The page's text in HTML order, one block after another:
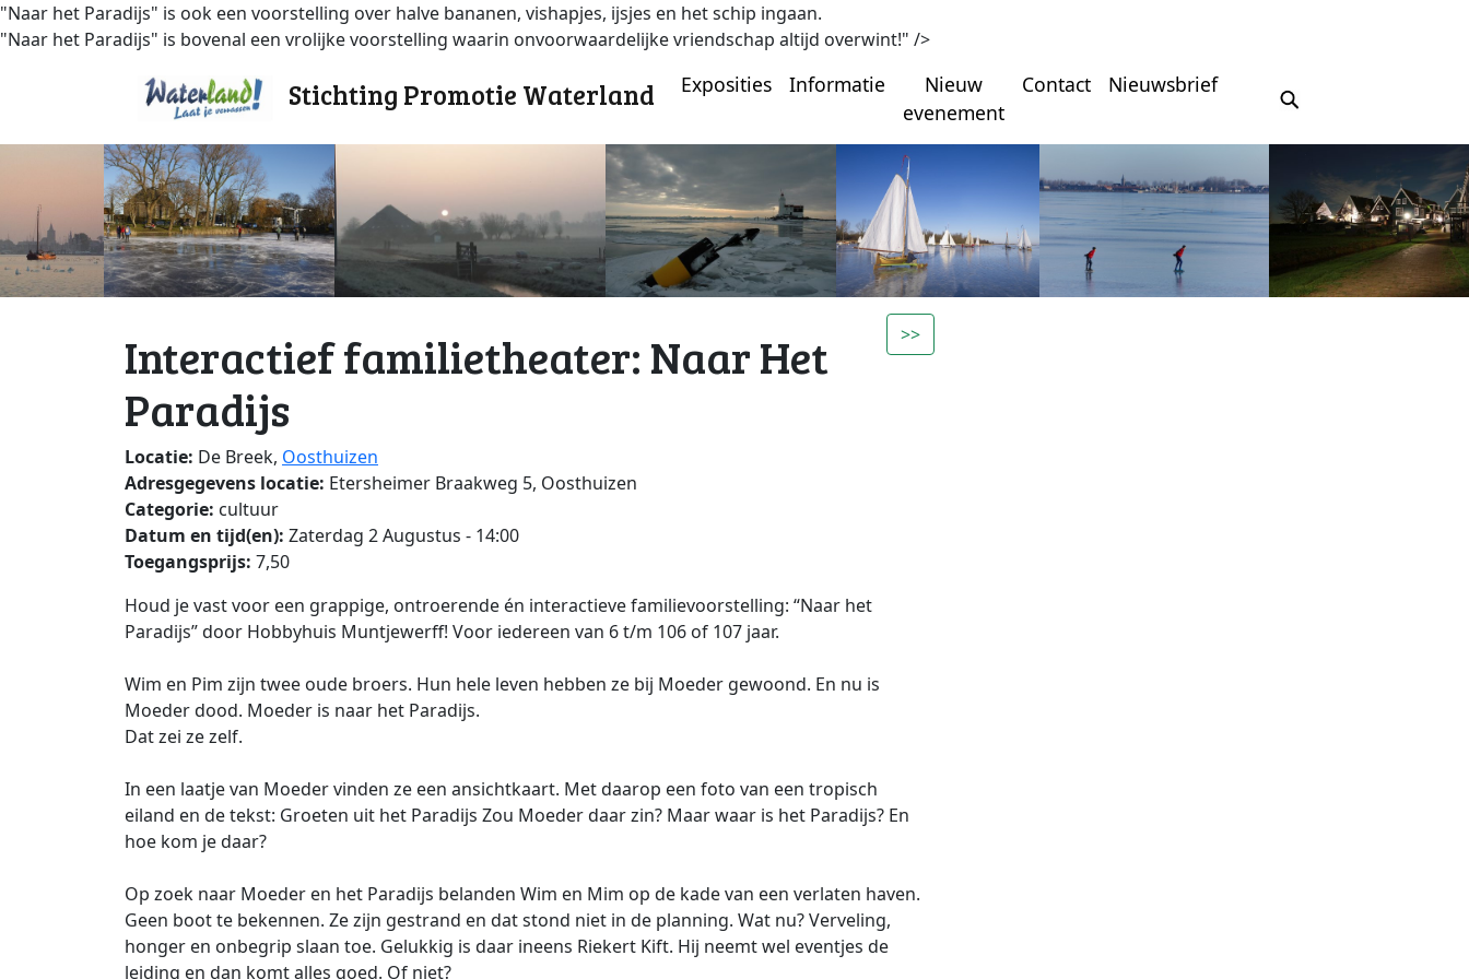
"Naar het Paradijs" is ook een voorstelling over halve bananen, vishapjes, ijsjes en het schip ingaan.
"Naar het Paradijs" is bovenal een vrolijke voorstelling waarin onvoorwaardelijke vriendschap altijd overwint!" />
Stichting Promotie Waterland Exposities Informatie
Nieuw
evenement
Contact Nieuwsbrief
Interactief familietheater: Naar Het
Paradijs
>>
Locatie: De Breek, Oosthuizen
Adresgegevens locatie: Etersheimer Braakweg 5, Oosthuizen
Categorie: cultuur
Datum en tijd(en): Zaterdag 2 Augustus - 14:00
Toegangsprijs: 7,50
Houd je vast voor een grappige, ontroerende én interactieve familievoorstelling: “Naar het
Paradijs” door Hobbyhuis Muntjewerff! Voor iedereen van 6 t/m 106 of 107 jaar.
Wim en Pim zijn twee oude broers. Hun hele leven hebben ze bij Moeder gewoond. En nu is
Moeder dood. Moeder is naar het Paradijs.
Dat zei ze zelf.
In een laatje van Moeder vinden ze een ansichtkaart. Met daarop een foto van een tropisch
eiland en de tekst: Groeten uit het Paradijs Zou Moeder daar zin? Maar waar is het Paradijs? En
hoe kom je daar?
Op zoek naar Moeder en het Paradijs belanden Wim en Mim op de kade van een verlaten haven.
Geen boot te bekennen. Ze zijn gestrand en dat stond niet in de planning. Wat nu? Verveling,
honger en onbegrip slaan toe. Gelukkig is daar ineens Riekert Kift. Hij neemt wel eventjes de
leiding en dan komt alles goed. Of niet?